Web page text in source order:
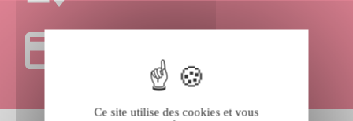
Ce site utilise des cookies et vous